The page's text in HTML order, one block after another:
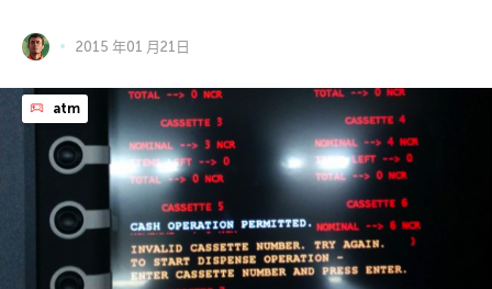
2015 年01 月21日
atm